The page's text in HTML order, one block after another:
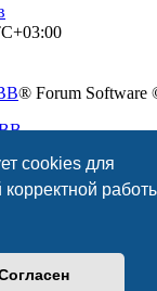
cookies для
® Forum Software